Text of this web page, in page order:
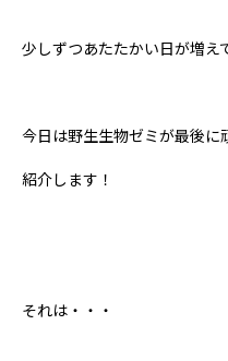
少しずつあたたかい日が増え
今日は野生生物ゼミが最後に
紹介します！
それは・・・